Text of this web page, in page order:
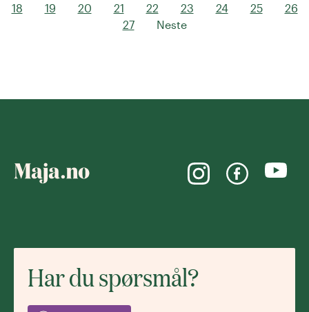
18
19 20 21 22 23 24 25
26
27
Neste
Har du spørsmål?